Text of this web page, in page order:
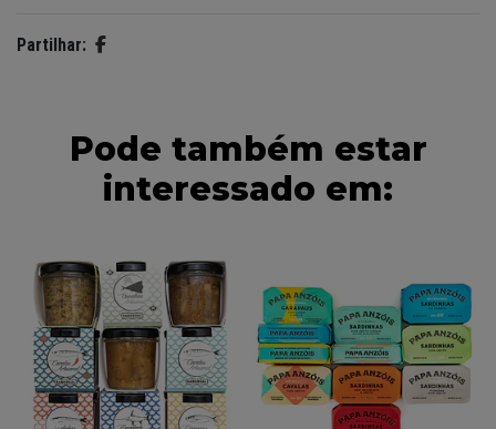
Partilhar:
Pode também estar
interessado em: